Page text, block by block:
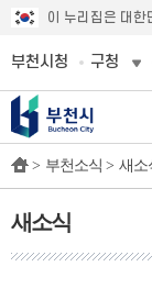
이 누리집은 대한
부천시청 구청
> 부천소식 > 새소
새소식